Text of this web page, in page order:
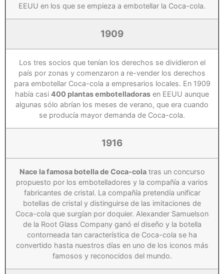
EEUU en los que se empieza a embotellar la Coca-cola.
1909
Los tres socios que tenían los derechos se dividieron el
país por zonas y comenzaron a re-vender los derechos
para embotellar Coca-cola a empresarios locales. En 1909
había casi 400 plantas embotelladoras en EEUU aunque
algunas sólo abrían los meses de verano, que era cuando
se producía mayor demanda de Coca-cola.
1916
Nace la famosa botella de Coca-colatras un concurso
propuesto por los embotelladores y la compañía a varios
fabricantes de cristal. La compañía pretendía unificar
botellas de cristal y distinguirse de las imitaciones de
Coca-cola que surgían por doquier. Alexander Samuelson
de la Root Glass Company ganó el diseño y la botella
contorneada tan característica de Coca-cola se ha
convertido hasta nuestros días en uno de los iconos más
famosos y reconocidos del mundo.